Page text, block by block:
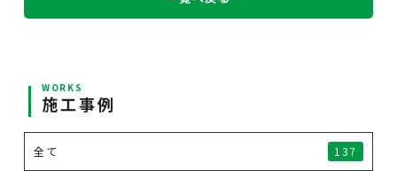
WORKS
施工事例
全て 137